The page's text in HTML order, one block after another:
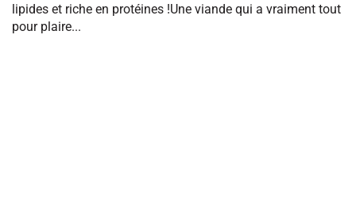
lipides et riche en protéines !Une viande qui a vraiment tout
pour plaire...